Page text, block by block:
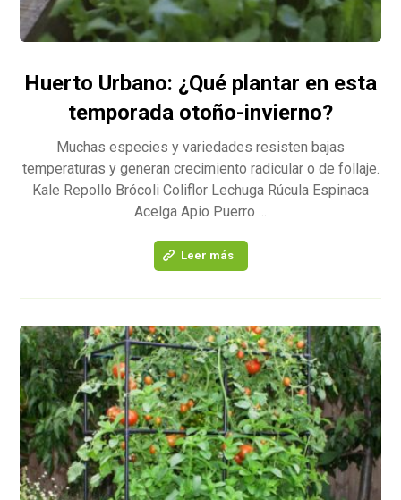
Huerto Urbano: ¿Qué plantar en esta
temporada otoño-invierno?
Muchas especies y variedades resisten bajas
temperaturas y generan crecimiento radicular o de follaje.
Kale Repollo Brócoli Coliflor Lechuga Rúcula Espinaca
Acelga Apio Puerro ...
Leer más